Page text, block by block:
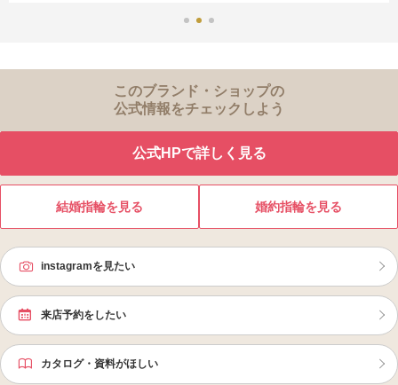
このブランド・ショップの
公式情報をチェックしよう
公式HPで詳しく見る
結婚指輪を見る 婚約指輪を見る
instagramを見たい
来店予約をしたい
カタログ・資料がほしい